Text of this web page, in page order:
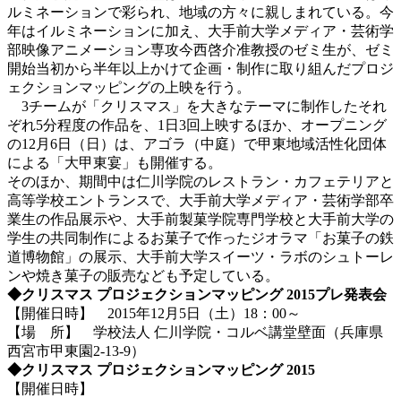
ルミネーションで彩られ、地域の方々に親しまれている。今
年はイルミネーションに加え、大手前大学メディア・芸術学
部映像アニメーション専攻今西啓介准教授のゼミ生が、ゼミ
開始当初から半年以上かけて企画・制作に取り組んだプロジ
ェクションマッピングの上映を行う。
3チームが「クリスマス」を大きなテーマに制作したそれ
ぞれ5分程度の作品を、1日3回上映するほか、オープニング
の12月6日（日）は、アゴラ（中庭）で甲東地域活性化団体
による「大甲東宴」も開催する。
そのほか、期間中は仁川学院のレストラン・カフェテリアと
高等学校エントランスで、大手前大学メディア・芸術学部卒
業生の作品展示や、大手前製菓学院専門学校と大手前大学の
学生の共同制作によるお菓子で作ったジオラマ「お菓子の鉄
道博物館」の展示、大手前大学スイーツ・ラボのシュトーレ
ンや焼き菓子の販売なども予定している。
◆クリスマス プロジェクションマッピング 2015プレ発表会
【開催日時】 2015年12月5日（土）18：00～
【場 所】 学校法人 仁川学院・コルベ講堂壁面（兵庫県
西宮市甲東園2-13-9）
◆クリスマス プロジェクションマッピング 2015
【開催日時】